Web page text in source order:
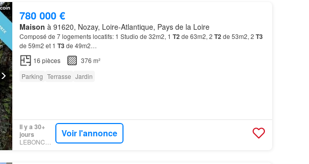
780 000 €
Maison à 91620, Nozay, Loire-Atlantique, Pays de la Loire
Composé de 7 logements locatifs: 1 Studio de 32m2, 1 T2de 63m2, 2 T2de 53m2, 2 T3
de 59m2 et 1 T3de 49m2…
16 pièces
376 m²
Parking Terrasse Jardin
Il y a 30+
jours
LEBONCOIN
Voir l'annonce